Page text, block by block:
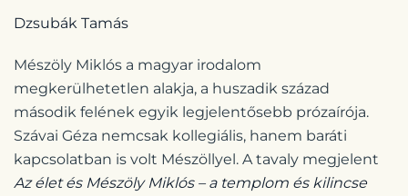
Dzsubák Tamás
Mészöly Miklós a magyar irodalom
megkerülhetetlen alakja, a huszadik század
második felének egyik legjelentősebb prózaírója.
Szávai Géza nemcsak kollegiális, hanem baráti
kapcsolatban is volt Mészöllyel. A tavaly megjelent
Az élet és Mészöly Miklós – a templom és kilincse